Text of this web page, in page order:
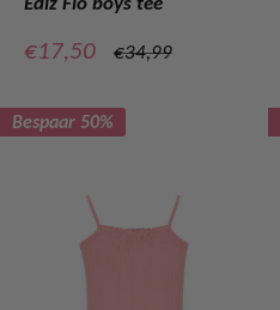
Verkoopprijs
€17,50
Normale
€34,99
Bespaar 50%